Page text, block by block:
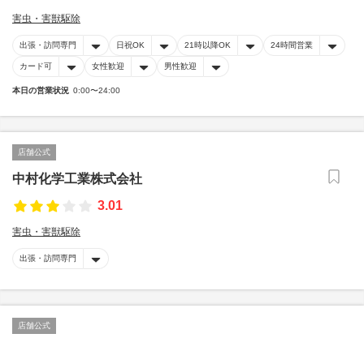
害虫・害獣駆除
出張・訪問専門 日祝OK 21時以降OK 24時間営業
カード可 女性歓迎 男性歓迎
本日の営業状況 0:00〜24:00
店舗公式
中村化学工業株式会社
3.01
害虫・害獣駆除
出張・訪問専門
店舗公式